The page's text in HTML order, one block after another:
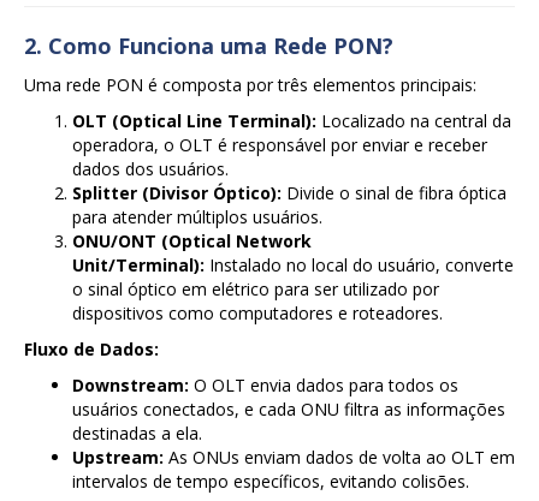
2. Como Funciona uma Rede PON?
Uma rede PON é composta por três elementos principais:
OLT (Optical Line Terminal): Localizado na central da
operadora, o OLT é responsável por enviar e receber
dados dos usuários.
Splitter (Divisor Óptico): Divide o sinal de fibra óptica
para atender múltiplos usuários.
ONU/ONT (Optical Network
Unit/Terminal): Instalado no local do usuário, converte
o sinal óptico em elétrico para ser utilizado por
dispositivos como computadores e roteadores.
Fluxo de Dados:
Downstream: O OLT envia dados para todos os
usuários conectados, e cada ONU filtra as informações
destinadas a ela.
Upstream: As ONUs enviam dados de volta ao OLT em
intervalos de tempo específicos, evitando colisões.